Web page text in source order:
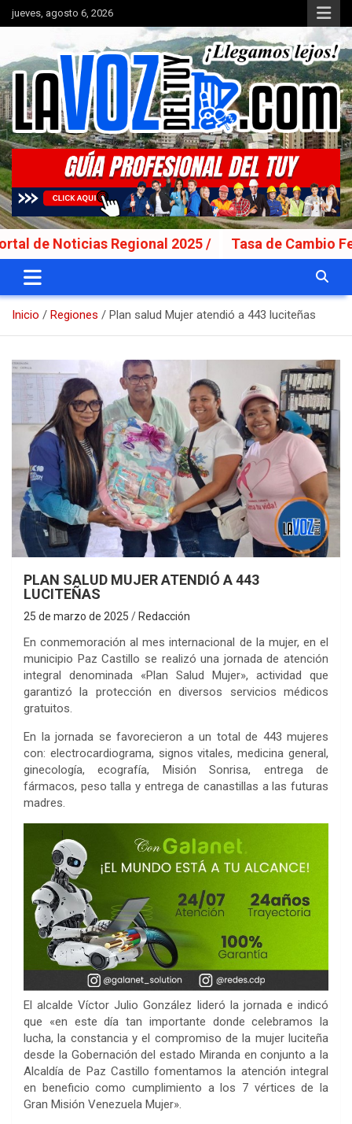
Saltar
al
jueves, agosto 6, 2026
La Voz del Tuy
Portal de noticias
Noticias Regional 2025 / Tasa de Cambio Fecha
Inicio Regiones Plan salud Mujer atendió a 443 luciteñas
PLAN SALUD MUJER ATENDIÓ A 443
LUCITEÑAS
25 de marzo de 2025 Redacción
En conmemoración al mes internacional de la mujer, en el
municipio Paz Castillo se realizó una jornada de atención
integral denominada «Plan Salud Mujer», actividad que
garantizó la protección en diversos servicios médicos
gratuitos.
En la jornada se favorecieron a un total de 443 mujeres
con: electrocardiograma, signos vitales, medicina general,
ginecología, ecografía, Misión Sonrisa, entrega de
fármacos, peso talla y entrega de canastillas a las futuras
madres.
El alcalde Víctor Julio González lideró la jornada e indicó
que «en este día tan importante donde celebramos la
lucha, la constancia y el compromiso de la mujer luciteña
desde la Gobernación del estado Miranda en conjunto a la
Alcaldía de Paz Castillo fomentamos la atención integral
en beneficio como cumplimiento a los 7 vértices de la
Gran Misión Venezuela Mujer».